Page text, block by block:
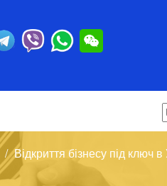
Відкриття бізнесу під ключ в